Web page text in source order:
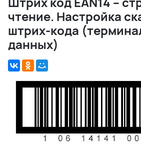
чтение. Настройка
штрих-кода
данных)